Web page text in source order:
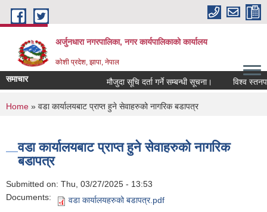
Skip to main content
अर्जुनधारा नगरपालिका, नगर कार्यपालिकाको कार्यालय
कोशी प्रदेश, झापा, नेपाल
समाचार मौजुदा सूचि दर्ता गर्ने सम्बन्धी सूचना। विश्व
You are here
Home » वडा कार्यालयबाट प्राप्त हुने सेवाहरुको नागरिक बडापत्र
वडा कार्यालयबाट प्राप्त हुने सेवाहरुको नागरिक
बडापत्र
Submitted on: Thu, 03/27/2025 - 13:53
Documents:
वडा कार्यालयहरुको बडापत्र.pdf